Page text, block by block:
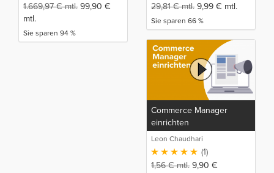
1.669,97€mtl. 99,90 €
mtl.
Sie sparen 94 %
29,81€mtl. 9,99 € mtl.
Sie sparen 66 %
Commerce Manager
einrichten
Leon Chaudhari
(1)
1,56€mtl. 9,90 €